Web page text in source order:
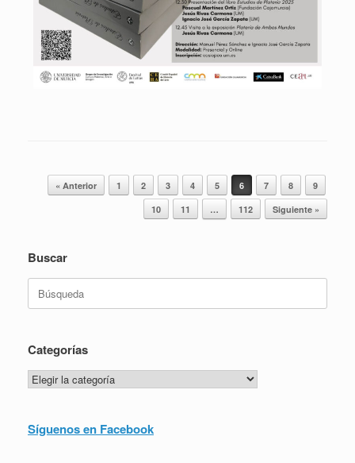
Navegador de artículos
« Anterior 1 2 3 4 5 6 7 8
9
10
11 … 112 Siguiente »
Buscar
Buscar:
Categorías
Categorías
Síguenos en Facebook